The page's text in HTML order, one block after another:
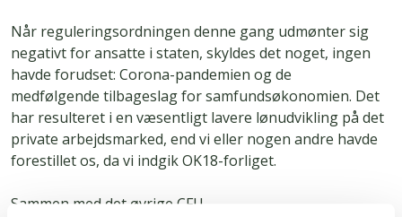
Når reguleringsordningen denne gang udmønter sig
negativt for ansatte i staten, skyldes det noget, ingen
havde forudset: Corona-pandemien og de
medfølgende tilbageslag for samfundsøkonomien. Det
har resulteret i en væsentligt lavere lønudvikling på det
private arbejdsmarked, end vi eller nogen andre havde
forestillet os, da vi indgik OK18-forliget.
Sammen med det øvrige CFU